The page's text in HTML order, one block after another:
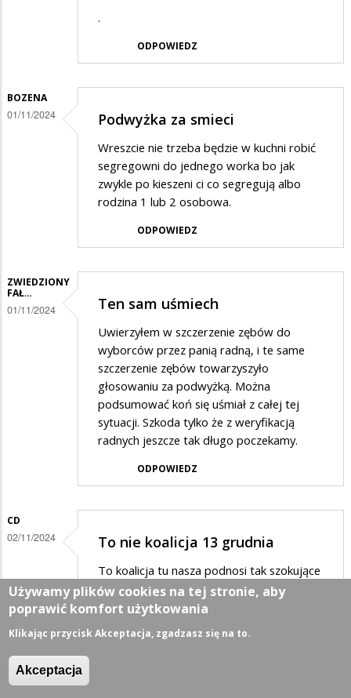
.
ODPOWIEDZ
BOZENA
01/11/2024 Podwyżka za smieci
Wreszcie nie trzeba będzie w kuchni robić
segregowni do jednego worka bo jak
zwykle po kieszeni ci co segregują albo
rodzina 1 lub 2 osobowa.
ODPOWIEDZ
ZWIEDZIONY
FAŁ…
01/11/2024 Ten sam uśmiech
Uwierzyłem w szczerzenie zębów do
wyborców przez panią radną, i te same
szczerzenie zębów towarzyszyło
głosowaniu za podwyżką. Można
podsumować koń się uśmiał z całej tej
sytuacji. Szkoda tylko że z weryfikacją
radnych jeszcze tak długo poczekamy.
ODPOWIEDZ
CD
02/11/2024 To nie koalicja 13 grudnia
To koalicja tu nasza podnosi tak szokujące
ceny śmieci
ODPOWIEDZ
MIESZKANIEC
02/11/2024
Używamy plików cookies na tej stronie, aby
poprawić komfort użytkowania
Klikając przycisk Akceptacja, zgadzasz się na to.
Akceptacja